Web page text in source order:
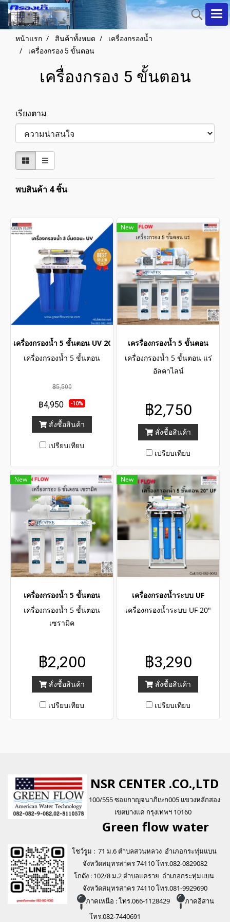
หน้าแรก สินค้าทั้งหมด
เครื่องกรองน้ำ
เครื่องกรอง 5 ขั้นตอน
เครื่องกรอง 5 ขั้นตอน
เรียงตาม
พบสินค้า 4 ชิ้น
เครื่องกรองน้ำ 5 ขั้นตอน UV 20 นิ้ว
เครื่องกรองน้ำ 5 ขั้นตอน
฿5,500
฿4,950 -10%
สั่งซื้อสินค้า
เปรียบเทียบ
New
เครรื่องกรองน้ำ 5 ขั้นตอน
เครื่องกรองน้ำ 5 ขั้นตอน แร่
อัลคาไลน์
฿2,750
สั่งซื้อสินค้า
เปรียบเทียบ
New
เครื่องกรองน้ำ 5 ขั้นตอน
เครื่องกรองน้ำ 5 ขั้นตอน
เซรามิค
฿2,200
สั่งซื้อสินค้า
เปรียบเทียบ
New
เครื่องกรองน้ำระบบ UF
เครื่องกรองน้ำระบบ UF 20"
฿3,290
สั่งซื้อสินค้า
เปรียบเทียบ
NSR CENTER .CO.,LTD
100/555 ซอยกาญจนาภิเษก005 แขวงหลักสอง
เขตบางแค กรุงเทพฯ 10160
Green flow water
โชว์รูม : 71 ม.6 ตำบลสวนหลวง อำเภอกระทุ่มแบน
จังหวัดสมุทรสาคร 74110 โทร.082-0829082
โกดัง : 102/8 ม.2 ตำบลแคราย อำเภอกระทุ่มแบน
จังหวัดสมุทรสาคร 74110 โทร.081-9929690
ภาคเหนือ : โทร.066-1128429
ภาคอีสาน
โทร.082-7440691